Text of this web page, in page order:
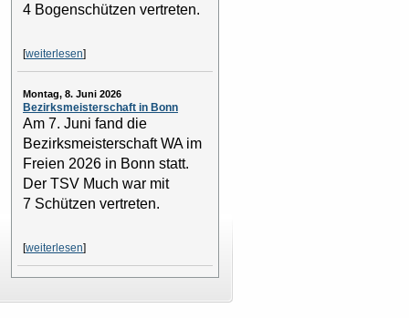
4 Bogenschützen vertreten.
[weiterlesen]
Montag, 8. Juni 2026
Bezirksmeisterschaft in Bonn
Am 7. Juni fand die
Bezirksmeisterschaft WA im
Freien 2026 in Bonn statt.
Der TSV Much war mit
7 Schützen vertreten.
[weiterlesen]